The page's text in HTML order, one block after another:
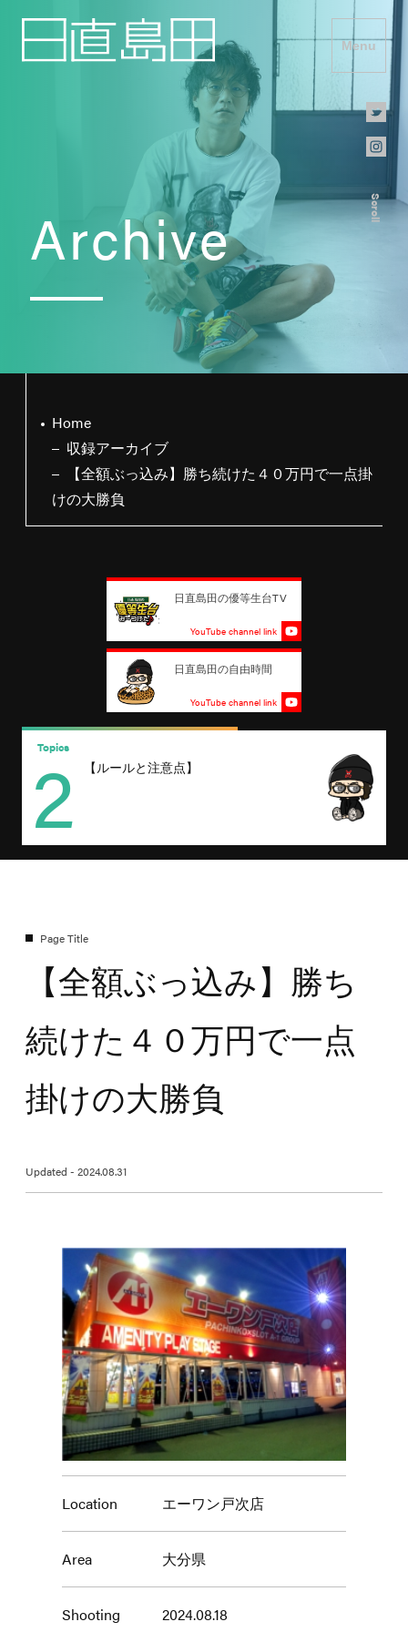
Menu
Scroll
Archive
Home
収録アーカイブ
【全額ぶっ込み】勝ち続けた４０万円で一点掛
けの大勝負
日直島田の優等生台TV
YouTube channel link
日直島田の自由時間
YouTube channel link
【ルールと注意点】
Topics
2
【全額ぶっ込み】勝ち
続けた４０万円で一点
掛けの大勝負
Updated - 2024.08.31
Location エーワン戸次店
Area 大分県
Shooting 2024.08.18